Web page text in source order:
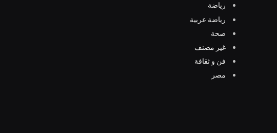
رياضة
رياضة عربية
صحة
غير مصنف
فن و ثقافة
مصر